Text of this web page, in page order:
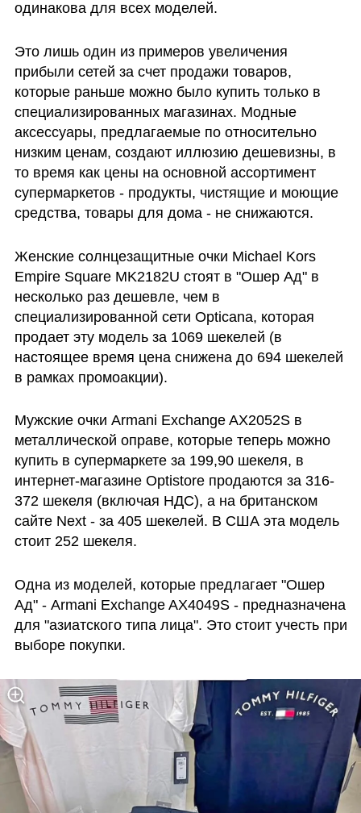
одинакова для всех моделей.
Это лишь один из примеров увеличения
прибыли сетей за счет продажи товаров,
которые раньше можно было купить только в
специализированных магазинах. Модные
аксессуары, предлагаемые по относительно
низким ценам, создают иллюзию дешевизны, в
то время как цены на основной ассортимент
супермаркетов - продукты, чистящие и моющие
средства, товары для дома - не снижаются.
Женские солнцезащитные очки Michael Kors
Empire Square MK2182U стоят в "Ошер Ад" в
несколько раз дешевле, чем в
специализированной сети Opticana, которая
продает эту модель за 1069 шекелей (в
настоящее время цена снижена до 694 шекелей
в рамках промоакции).
Мужские очки Armani Exchange AX2052S в
металлической оправе, которые теперь можно
купить в супермаркете за 199,90 шекеля, в
интернет-магазине Optistore продаются за 316-
372 шекеля (включая НДС), а на британском
сайте Next - за 405 шекелей. В США эта модель
стоит 252 шекеля.
Одна из моделей, которые предлагает "Ошер
Ад" - Armani Exchange AX4049S - предназначена
для "азиатского типа лица". Это стоит учесть при
выборе покупки.